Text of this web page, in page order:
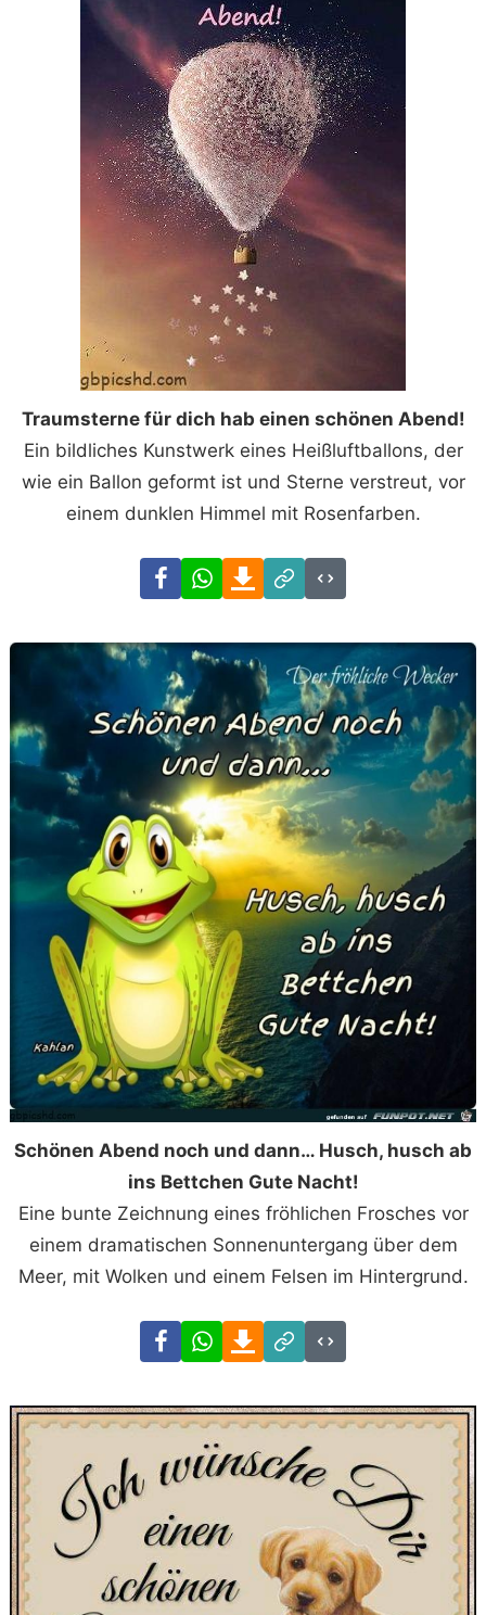
Traumsterne für dich hab einen schönen Abend!
Ein bildliches Kunstwerk eines Heißluftballons, der
wie ein Ballon geformt ist und Sterne verstreut, vor
einem dunklen Himmel mit Rosenfarben.
FacebookWhatsAppDownload
Link
Code
Schönen Abend noch und dann… Husch, husch ab
ins Bettchen Gute Nacht!
Eine bunte Zeichnung eines fröhlichen Frosches vor
einem dramatischen Sonnenuntergang über dem
Meer, mit Wolken und einem Felsen im Hintergrund.
FacebookWhatsAppDownload
Link
Code